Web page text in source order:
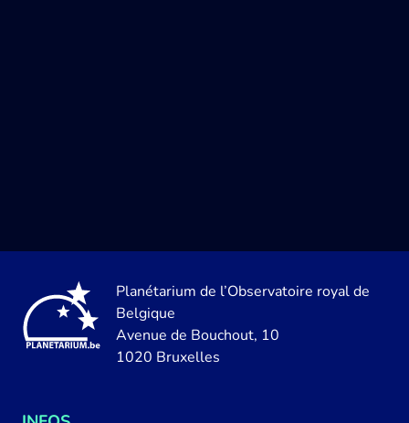
Planétarium de l’Observatoire royal de
Belgique
Avenue de Bouchout, 10
1020 Bruxelles